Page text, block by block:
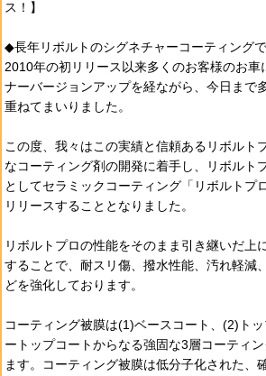
ス！】
◆長年リボルトのシグネチャーコーティング
2010年の初リリース以来多くのお客様のお車
ナーバージョンアップを経ながら、今日まで
重ねてまいりました。
この度、我々はこの実績と信頼あるリボルト
なコーティング剤の開発に着手し、リボルト
としてセラミックコーティング「リボルトプ
リリースすることとなりました。
リボルトプロの性能をそのまま引き継いだ上
することで、耐スリ傷、撥水性能、汚れ軽減
どを強化しております。
コーティング被膜は(1)ベースコート、(2)ト
ートップコートからなる強固な3層コーティ
ます。コーティング被膜は低分子化された、